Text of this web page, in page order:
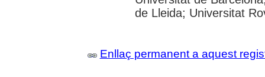
de Lleida; Universitat
Enllaç permanent a aquest